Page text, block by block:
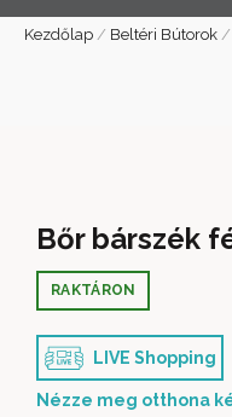
Kezdőlap / Beltéri Bútorok /
Bőr bárszék
RAKTÁRON
LIVE Shopping
Nézze meg otthona